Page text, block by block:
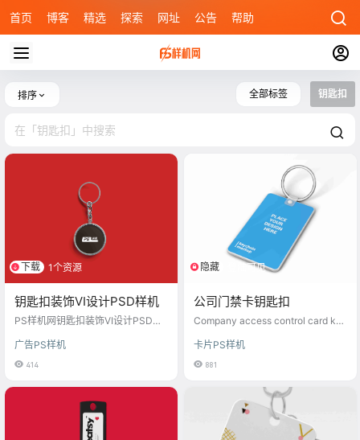
首页 博客 精选 探索 网址 公告 帮助
排序 全部标签 钥匙扣
下载 1个资源
钥匙扣装饰VI设计PSD样机
PS样机网钥匙扣装饰VI设计PSD样
为钥匙扣装饰设计而打造。这款VI样
机素材融合了现代简约风格和传统
感。适用于钥匙扣、挂饰等小饰品
的设计，让你的创意无限发挥。
广告PS样机
414
隐藏 登陆可见
公司门禁卡钥匙扣
Company access control card key
卡片PS样机
881